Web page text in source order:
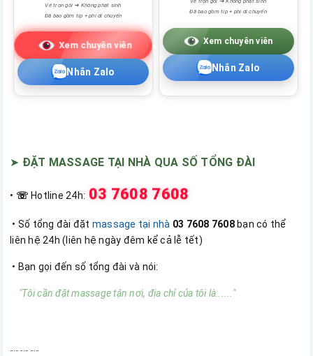
Vé trọn gói ➜ Không phát sinh
Đã bao gồm tip + phí di chuyển
Xem chuyên viên
Nhắn Zalo
Đã bao gồm tip + phí di chuyển
Xem chuyên viên
Nhắn Zalo
➤ ĐẶT MASSAGE TẠI NHÀ QUA SỐ TỔNG ĐÀI
• ☏ Hotline 24h:03 7608 7608
• Số tổng đài đặt massage tại nhà 03 7608 7608bạn có thể
liên hệ 24h (liên hệ ngày đêm kể cả lễ tết)
• Bạn gọi đến số tổng đài và nói:
"Tôi cần đặt massage tận nơi, địa chỉ của tôi là:....."